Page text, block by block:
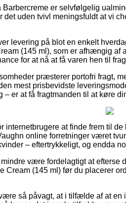
Barbercreme er selvfølgelig
det uden tvivl meningsfuldt at vi
levering på blot en enkelt
(145 ml), som er afhængig af
for at nå at få varen hen til
præsterer portofri fragt,
mest prisbevidste
– er at få fragtmanden til at køre
internetbrugere at finde frem til
online forretninger været
– eftertrykkeligt, og endda
være fordelagtigt at efterse
Cream (145 ml) før du placerer
så påvagt, at i tilfælde af at en